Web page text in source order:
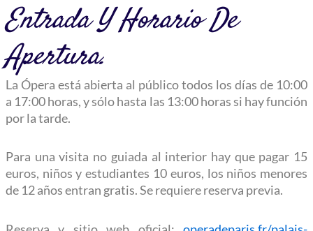
Entrada Y Horario De
Apertura.
La Ópera está abierta al público todos los días de 10:00
a 17:00 horas, y sólo hasta las 13:00 horas si hay función
por la tarde.
Para una visita no guiada al interior hay que pagar 15
euros, niños y estudiantes 10 euros, los niños menores
de 12 años entran gratis. Se requiere reserva previa.